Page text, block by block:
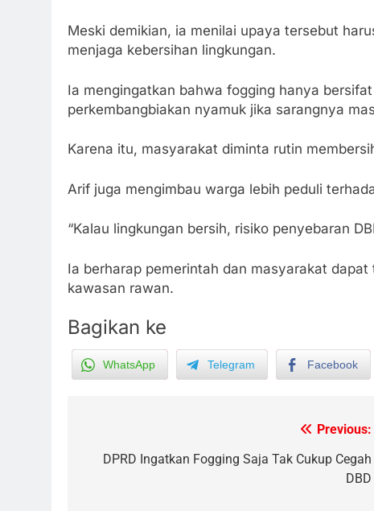
Meski demikian, ia menilai upaya tersebut
menjaga kebersihan lingkungan.
Ia mengingatkan bahwa fogging hanya
perkembangbiakan nyamuk jika sarangnya
Karena itu, masyarakat diminta rutin
Arif juga mengimbau warga lebih peduli
“Kalau lingkungan bersih, risiko penyebaran
Ia berharap pemerintah dan masyarakat
kawasan rawan.
Bagikan ke
WhatsApp Telegram Facebook
navigation
Previous:
DPRD Ingatkan Fogging Saja Tak Cukup Cegah
DBD
Pertamina Pastikan Pelayanan
Tetap Jalan
ECONOMY
Siaga, PLN Batasi Pasokan
Selama 7 Hari
ECONOMY